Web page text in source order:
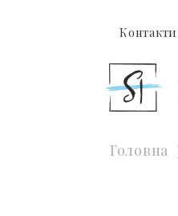
Контакти
Головна